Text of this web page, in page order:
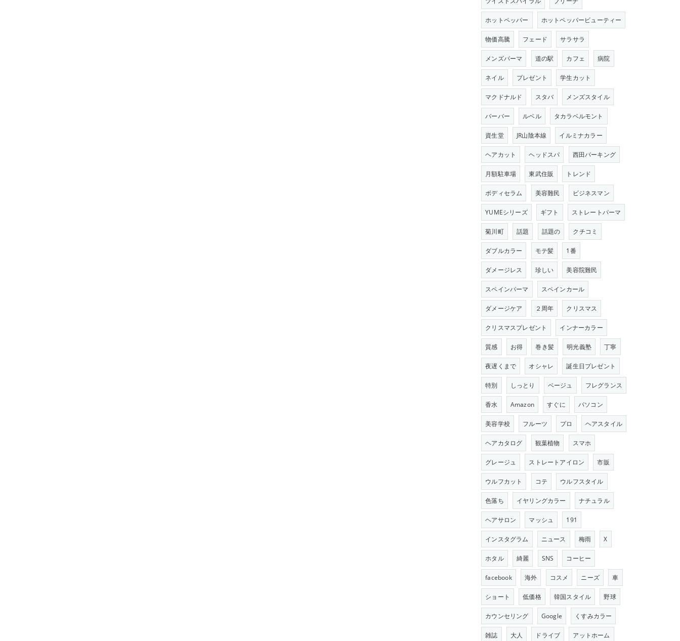
ホットペッパー ホットペッパービューティー
物価高騰 フェード サラサラ
メンズパーマ 道の駅 カフェ 病院
ネイル プレゼント 学生カット
マクドナルド スタバ メンズスタイル
バーバー ルベル タカラベルモント
資生堂 JR山陰本線 イルミナカラー
ヘアカット ヘッドスパ 西田パーキング
月額駐車場 東武住販 トレンド
ボディセラム 美容難民 ビジネスマン
YUMEシリーズ ギフト ストレートパーマ
菊川町 話題 話題の クチコミ
ダブルカラー モテ髪 1番
ダメージレス 珍しい 美容院難民
スペインパーマ スペインカール
ダメージケア ２周年 クリスマス
クリスマスプレゼント インナーカラー
質感 お得 巻き髪 明光義塾 丁寧
夜遅くまで オシャレ 誕生日プレゼント
特別 しっとり ベージュ フレグランス
香水 Amazon すぐに パソコン
美容学校 フルーツ プロ ヘアスタイル
ヘアカタログ 観葉植物 スマホ
グレージュ ストレートアイロン 市販
ウルフカット コテ ウルフスタイル
色落ち イヤリングカラー ナチュラル
ヘアサロン マッシュ 191
インスタグラム ニュース 梅雨 X
ホタル 綺麗 SNS コーヒー
facebook 海外 コスメ ニーズ 車
ショート 低価格 韓国スタイル 野球
カウンセリング Google くすみカラー
雑誌 大人 ドライブ アットホーム